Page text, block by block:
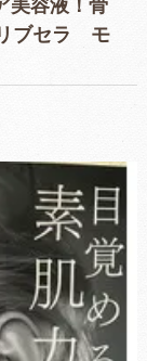
美容液！骨
ブセラ モ